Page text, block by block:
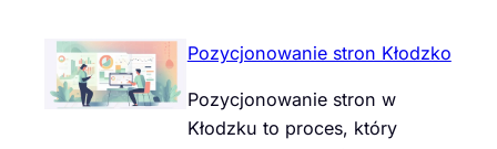
Pozycjonowanie stron Kłodzko
Pozycjonowanie stron w
Kłodzku to proces, który